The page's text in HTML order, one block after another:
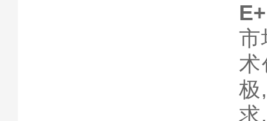
市
术
极
求